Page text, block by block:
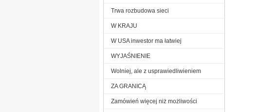
Trwa rozbudowa sieci
W KRAJU
W USA inwestor ma łatwiej
WYJAŚNIENIE
Wolniej, ale z usprawiedliwieniem
ZA GRANICĄ
Zamówień więcej niż możliwości